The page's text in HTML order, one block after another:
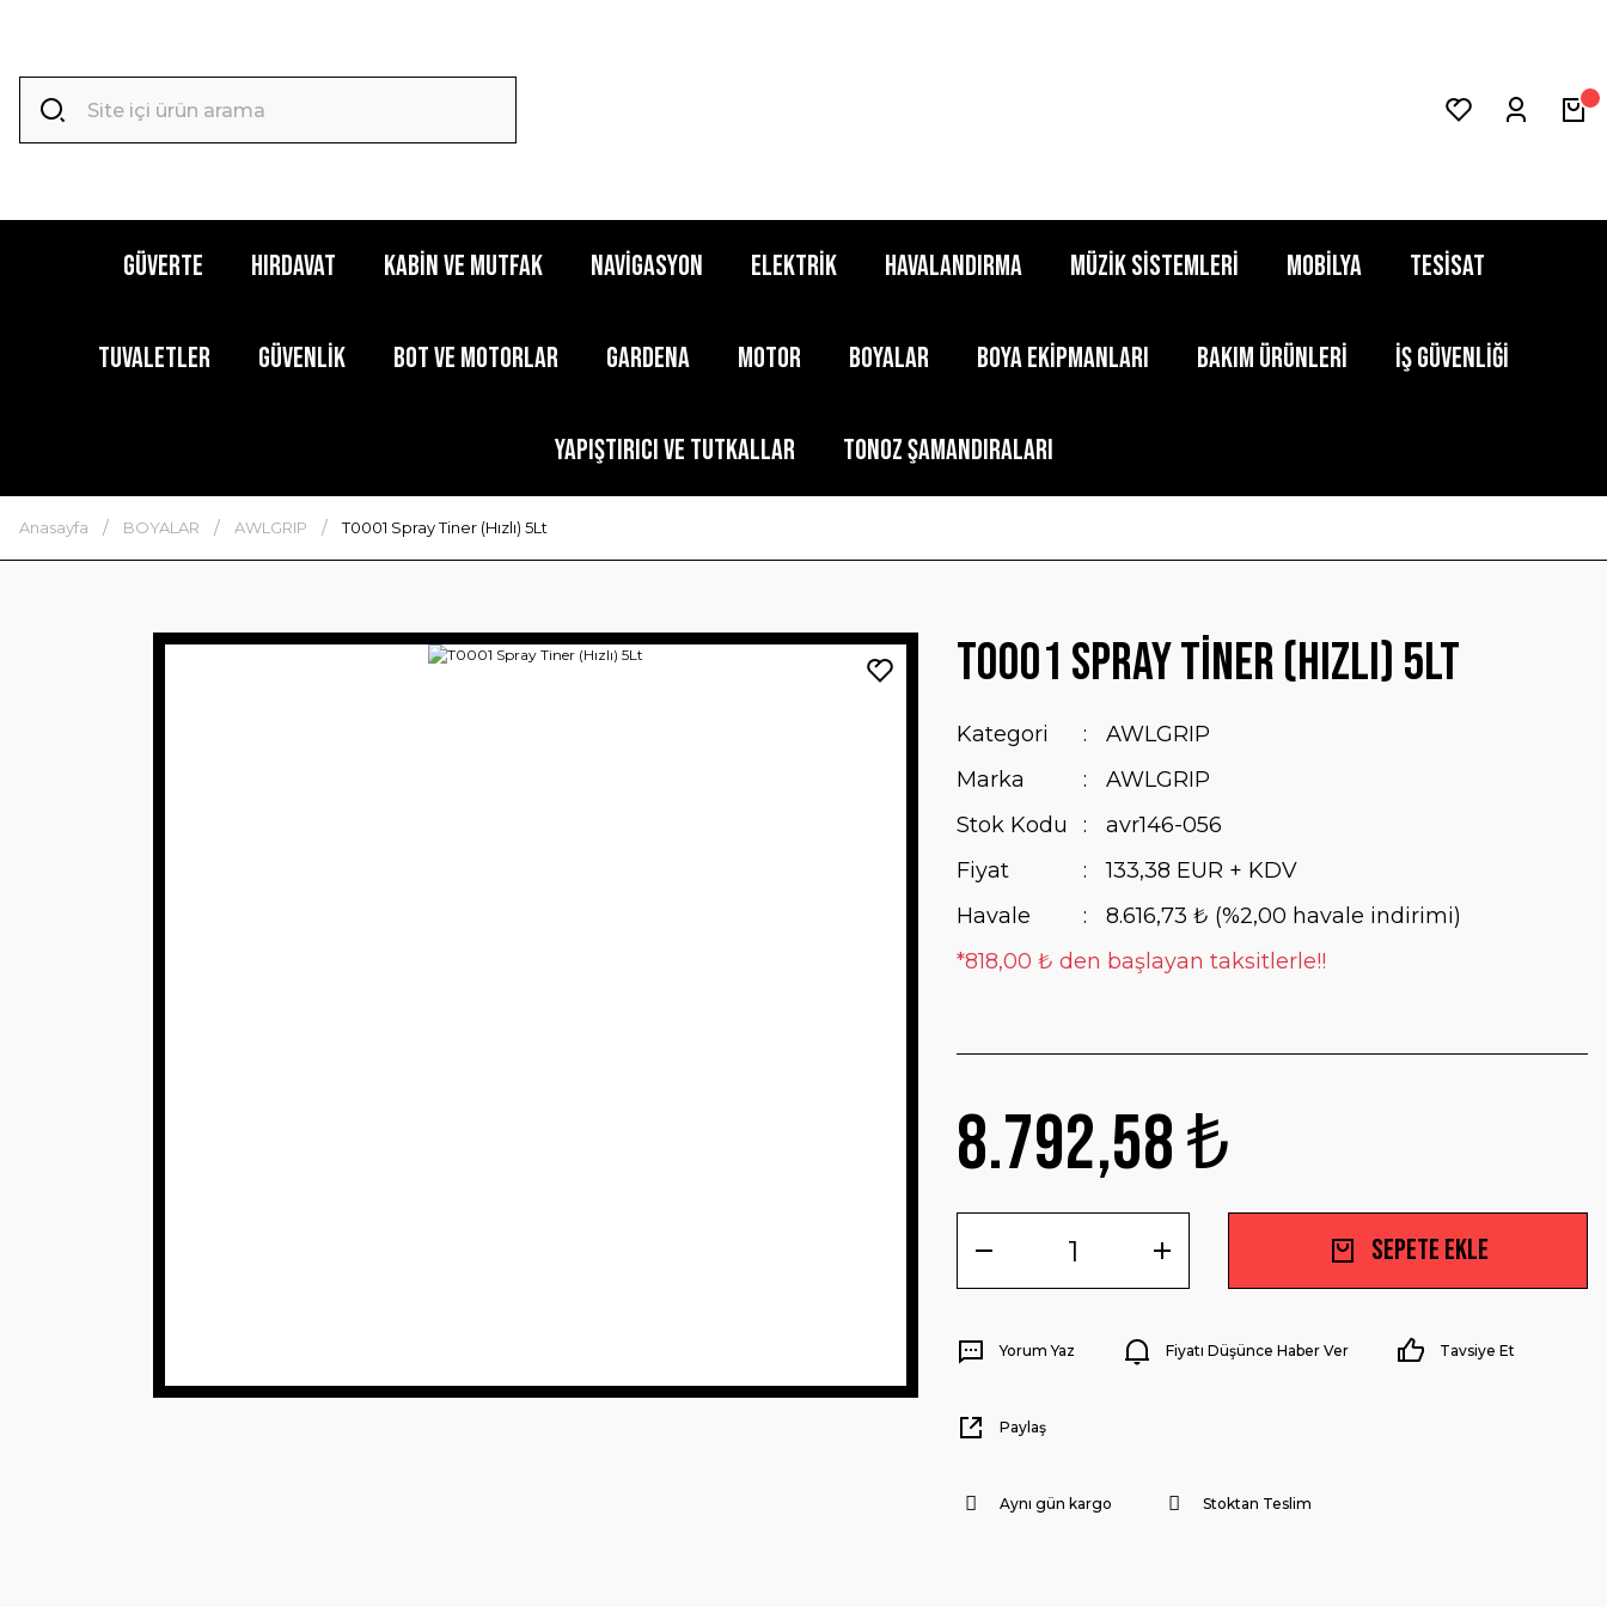
GÜVERTE HIRDAVAT KABİN ve MUTFAK NAVİGASYON ELEKTRİK HAVALANDIRMA MÜZİK SİSTEMLERİ MOBİLYA TESİSAT
TUVALETLER GÜVENLİK BOT ve MOTORLAR GARDENA MOTOR BOYALAR BOYA EKİPMANLARI BAKIM ÜRÜNLERİ İŞ GÜVENLİĞİ
YAPIŞTIRICI ve TUTKALLAR TONOZ ŞAMANDIRALARI
Anasayfa BOYALAR AWLGRIP T0001 Spray Tiner (Hızlı) 5Lt
T0001 Spray Tiner (Hızlı) 5Lt
Kategori
AWLGRIP
Marka
AWLGRIP
Stok Kodu
avr146-056
Fiyat
133,38 EUR + KDV
Havale
8.616,73 ₺ (%2,00 havale indirimi)
*818,00 ₺ den başlayan taksitlerle!!
8.792,58 ₺
Sepete Ekle
Yorum Yaz Fiyatı Düşünce Haber Ver Tavsiye Et
Paylaş
Aynı gün kargo Stoktan Teslim